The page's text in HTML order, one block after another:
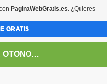
VIENTOS DE OTOÑO POR FANNY JEM WONG
PaginaWebGratis.es. ¿Quieres
GRATIS